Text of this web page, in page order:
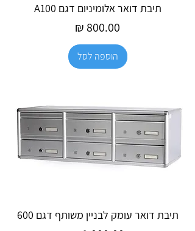
תיבת דואר אלומיניום דגם A100
מחיר
הוספה לסל
תיבת דואר עומק לבניין משותף דגם 600